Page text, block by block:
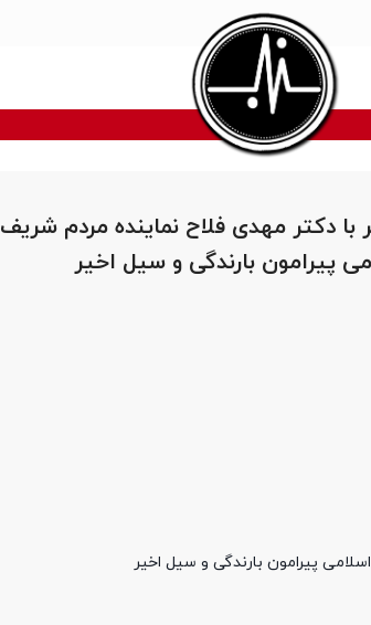
دکتر مهدی فلاح نماینده مردم شریف
پیرامون بارندگی و سیل اخیر
پیرامون بارندگی و سیل اخیر